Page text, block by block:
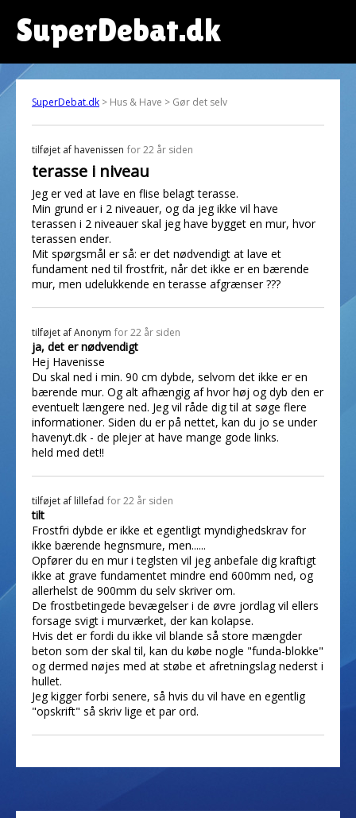
SuperDebat.dk
SuperDebat.dk > Hus & Have > Gør det selv
tilføjet af havenissen for 22 år siden
terasse i niveau
Jeg er ved at lave en flise belagt terasse.
Min grund er i 2 niveauer, og da jeg ikke vil have
terassen i 2 niveauer skal jeg have bygget en mur, hvor
terassen ender.
Mit spørgsmål er så: er det nødvendigt at lave et
fundament ned til frostfrit, når det ikke er en bærende
mur, men udelukkende en terasse afgrænser ???
tilføjet afAnonym for 22 år siden
ja, det er nødvendigt
Hej Havenisse
Du skal ned i min. 90 cm dybde, selvom det ikke er en
bærende mur. Og alt afhængig af hvor høj og dyb den er
eventuelt længere ned. Jeg vil råde dig til at søge flere
informationer. Siden du er på nettet, kan du jo se under
havenyt.dk - de plejer at have mange gode links.
held med det!!
tilføjet af lillefad for 22 år siden
tilt
Frostfri dybde er ikke et egentligt myndighedskrav for
ikke bærende hegnsmure, men......
Opfører du en mur i teglsten vil jeg anbefale dig kraftigt
ikke at grave fundamentet mindre end 600mm ned, og
allerhelst de 900mm du selv skriver om.
De frostbetingede bevægelser i de øvre jordlag vil ellers
forsage svigt i murværket, der kan kolapse.
Hvis det er fordi du ikke vil blande så store mængder
beton som der skal til, kan du købe nogle "funda-blokke"
og dermed nøjes med at støbe et afretningslag nederst i
hullet.
Jeg kigger forbi senere, så hvis du vil have en egentlig
"opskrift" så skriv lige et par ord.